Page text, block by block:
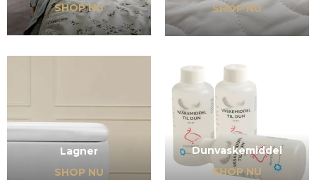
SHOP NU
SHOP NU
Lagner
SHOP NU
Dunvaskemiddel
SHOP NU